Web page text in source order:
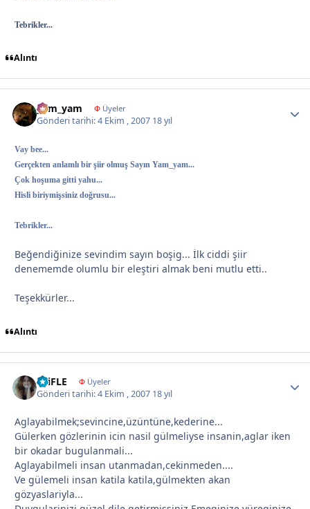
Tebrikler...
Alıntı
yam_yam ΦÜyeler
Gönderi tarihi:4 Ekim , 2007 18 yıl
Vay bee...
Gerçekten anlamlı bir şiir olmuş Sayın Yam_yam...
Çok hoşuma gitti yahu...
Hisli biriymişsiniz doğrusu...
Tebrikler...
Beğendiğinize sevindim sayın boşig... İlk ciddi şiir
denememde olumlu bir eleştiri almak beni mutlu etti..
Teşekkürler...
Alıntı
ELiFLE ΦÜyeler
Gönderi tarihi:4 Ekim , 2007 18 yıl
Aglayabilmek;sevincine,üzüntüne,kederine...
Gülerken gözlerinin icin nasil gülmeliyse insanin,aglar iken
bir okadar bugulanmali...
Aglayabilmeli insan utanmadan,cekinmeden....
Ve gülemeli insan katila katila,gülmekten akan
gözyaslariyla...